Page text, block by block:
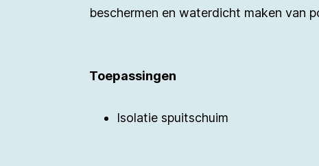
beschermen en waterdicht maken van
Toepassingen
Isolatie spuitschuim